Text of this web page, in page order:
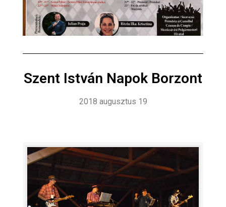
Szent István Napok Borzont
2018 augusztus 19